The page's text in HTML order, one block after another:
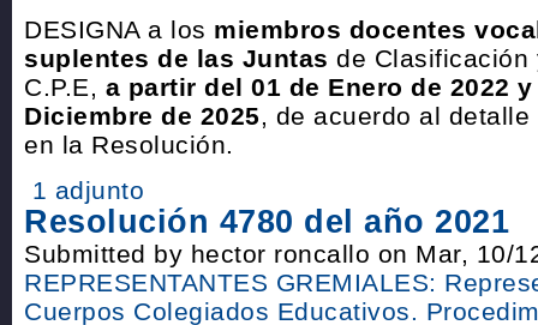
DESIGNA a los miembros docentes
suplentes de las Juntas de Clasificación
C.P.E, a partir del 01 de Enero de 2022
Diciembre de 2025, de acuerdo al
en la Resolución.
1 adjunto
Resolución 4780 del año 2021
Submitted by hector roncallo on Mar, 10/
REPRESENTANTES GREMIALES:
Cuerpos Colegiados Educativos.